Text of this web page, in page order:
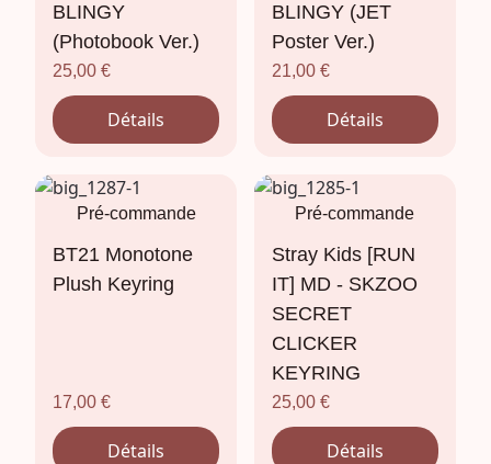
BLINGY
(Photobook Ver.)
25,00€
Détails
BLINGY (JET
Poster Ver.)
21,00 €
Détails
Pré-commande
BT21 Monotone
Plush Keyring
17,00€
Détails
Pré-commande
Stray Kids [RUN
IT] MD - SKZOO
SECRET
CLICKER
KEYRING
25,00 €
Détails